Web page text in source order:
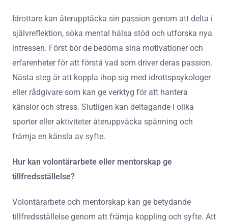
Idrottare kan återupptäcka sin passion genom att delta i
självreflektion, söka mental hälsa stöd och utforska nya
intressen. Först bör de bedöma sina motivationer och
erfarenheter för att förstå vad som driver deras passion.
Nästa steg är att koppla ihop sig med idrottspsykologer
eller rådgivare som kan ge verktyg för att hantera
känslor och stress. Slutligen kan deltagande i olika
sporter eller aktiviteter återuppväcka spänning och
främja en känsla av syfte.
Hur kan volontärarbete eller mentorskap ge
tillfredsställelse?
Volontärarbete och mentorskap kan ge betydande
tillfredsställelse genom att främja koppling och syfte. Att